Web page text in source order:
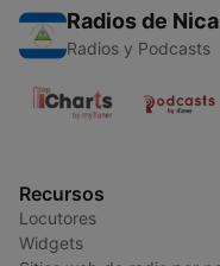
Radios de
Radios y Podcasts
Recursos
Locutores
Widgets